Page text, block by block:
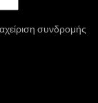
συνδρομής